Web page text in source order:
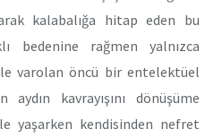
kalabalığa hitap eden bu
bedenine rağmen yalnızca
varolan öncü bir entelektüel
kavrayışını dönüşüme
yaşarken kendisinden nefret